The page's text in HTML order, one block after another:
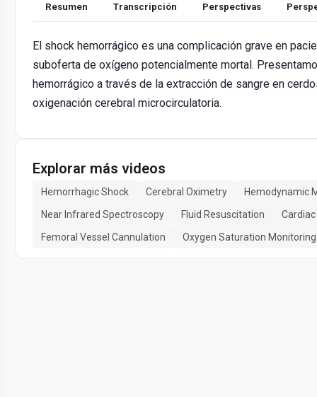
Resumen Transcripción Perspectivas
El shock hemorrágico es una complicación grave en
suboferta de oxígeno potencialmente mortal.
hemorrágico a través de la extracción de sangre en
oxigenación cerebral microcirculatoria.
Explorar más videos
Hemorrhagic Shock Cerebral Oximetry
Hemodynamic
Near Infrared Spectroscopy
Fluid Resuscitation
Femoral Vessel Cannulation
Oxygen Saturation Monitoring